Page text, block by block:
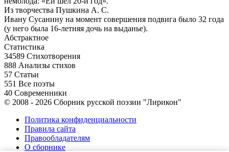
Из творчества Пушкина А. С.
Ивану Сусанину на момент совершения подвига было 32 года
(у него была 16-летняя дочь на выданье).
Абстрактное
Статистика
34589 Стихотворения
888 Анализы стихов
57 Статьи
551 Все поэты
40 Современники
© 2008 - 2026 Сборник русской поэзии "Лирикон"
Политика конфиденциальности
Правила сайта
Правообладателям
О сборнике